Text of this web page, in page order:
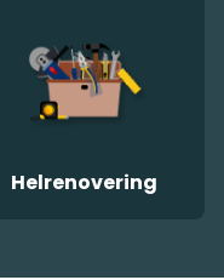
Helrenovering